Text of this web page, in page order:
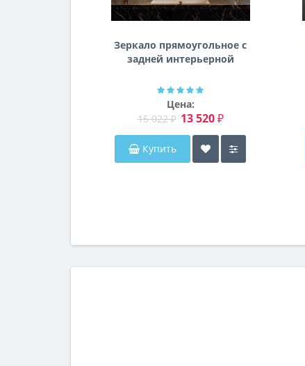
Зеркало прямоугольное с
задней интерьерной
Далтон
Цена:
15 022 ₽ 13 520 ₽
Купить